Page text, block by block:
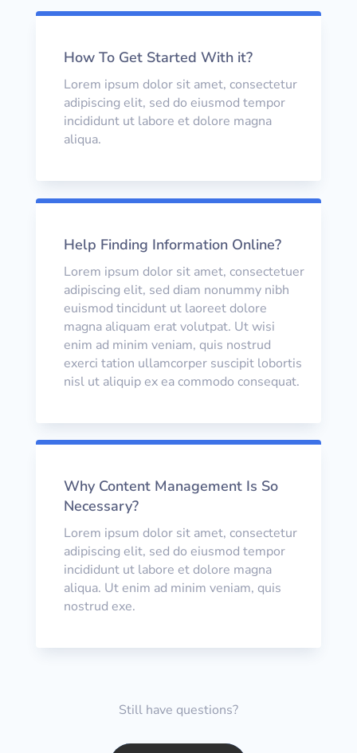
How To Get Started With it?
Lorem ipsum dolor sit amet, consectetur
adipiscing elit, sed do eiusmod tempor
incididunt ut labore et dolore magna
aliqua.
Help Finding Information Online?
Lorem ipsum dolor sit amet, consectetuer
adipiscing elit, sed diam nonummy nibh
euismod tincidunt ut laoreet dolore
magna aliquam erat volutpat. Ut wisi
enim ad minim veniam, quis nostrud
exerci tation ullamcorper suscipit lobortis
nisl ut aliquip ex ea commodo consequat.
Why Content Management Is So
Necessary?
Lorem ipsum dolor sit amet, consectetur
adipiscing elit, sed do eiusmod tempor
incididunt ut labore et dolore magna
aliqua. Ut enim ad minim veniam, quis
nostrud exe.
Still have questions?